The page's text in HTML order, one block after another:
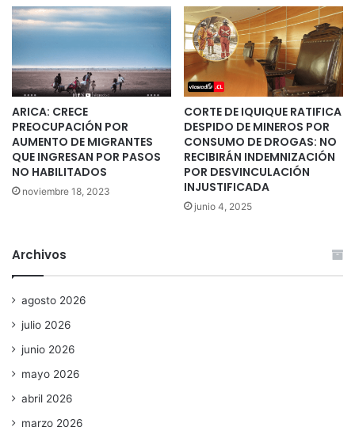
ARICA: CRECE
PREOCUPACIÓN POR
AUMENTO DE MIGRANTES
QUE INGRESAN POR PASOS
NO HABILITADOS
noviembre 18, 2023
CORTE DE IQUIQUE RATIFICA
DESPIDO DE MINEROS POR
CONSUMO DE DROGAS: NO
RECIBIRÁN INDEMNIZACIÓN
POR DESVINCULACIÓN
INJUSTIFICADA
junio 4, 2025
Archivos
agosto 2026
julio 2026
junio 2026
mayo 2026
abril 2026
marzo 2026